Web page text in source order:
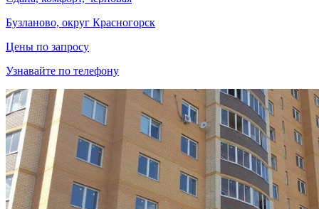
Бузланово, округ Красногорск
Цены по запросу
Узнавайте по телефону